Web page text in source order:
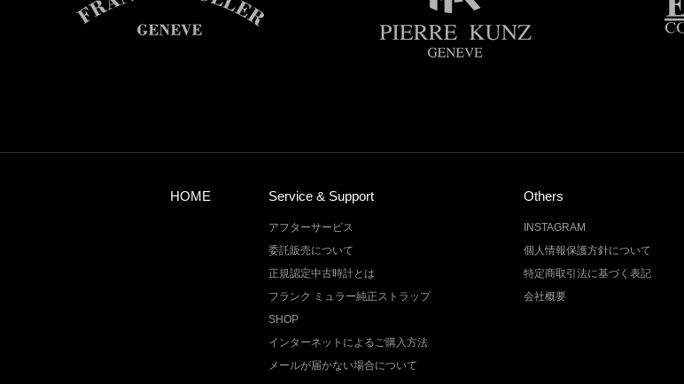
HOME Service & Support
アフターサービス
委託販売について
正規認定中古時計とは
フランク ミュラー純正ストラップ
SHOP
インターネットによるご購入方法
メールが届かない場合について
Others
INSTAGRAM
個人情報保護方針について
特定商取引法に基づく表記
会社概要